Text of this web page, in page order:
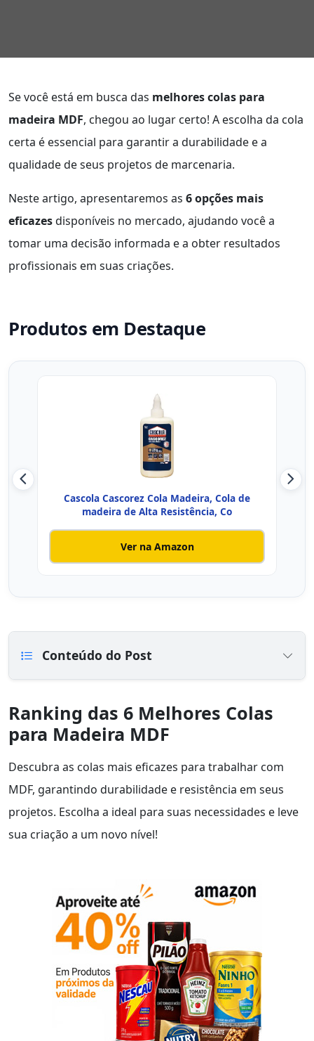
Se você está em busca das melhores colas para
madeira MDF, chegou ao lugar certo! A escolha da cola
certa é essencial para garantir a durabilidade e a
qualidade de seus projetos de marcenaria.
Neste artigo, apresentaremos as 6 opções mais
eficazesdisponíveis no mercado, ajudando você a
tomar uma decisão informada e a obter resultados
profissionais em suas criações.
Produtos em Destaque
Cascola Cascorez Cola Madeira, Cola de
madeira de Alta Resistência, Co
Ver na Amazon
Conteúdo do Post
Ranking das 6 Melhores Colas
para Madeira MDF
Descubra as colas mais eficazes para trabalhar com
MDF, garantindo durabilidade e resistência em seus
projetos. Escolha a ideal para suas necessidades e leve
sua criação a um novo nível!